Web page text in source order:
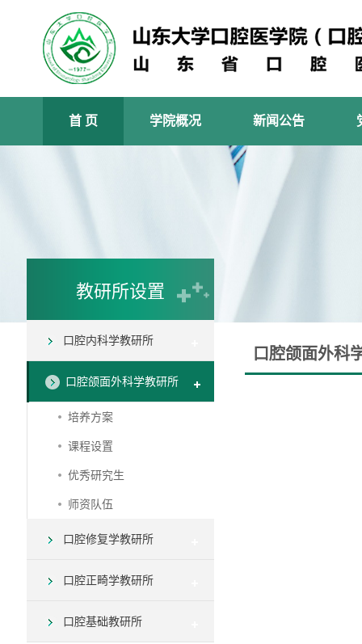
首 页 学院概况 新闻公告
教研所设置
口腔内科学教研所
口腔颌面外科学教研所
培养方案
课程设置
优秀研究生
师资队伍
口腔修复学教研所
口腔正畸学教研所
口腔基础教研所
口腔颌面外科